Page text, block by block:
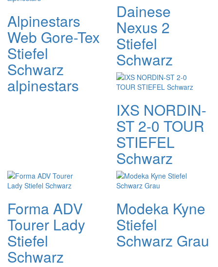
Alpinestars
Web Gore-Tex
Stiefel
Schwarz
alpinestars
Dainese
Nexus 2
Stiefel
Schwarz
IXS NORDIN-
ST 2-0 TOUR
STIEFEL
Schwarz
Forma ADV
Tourer Lady
Stiefel
Schwarz
Modeka Kyne
Stiefel
Schwarz Grau